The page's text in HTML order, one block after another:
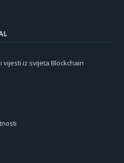
iz svijeta Blockchain